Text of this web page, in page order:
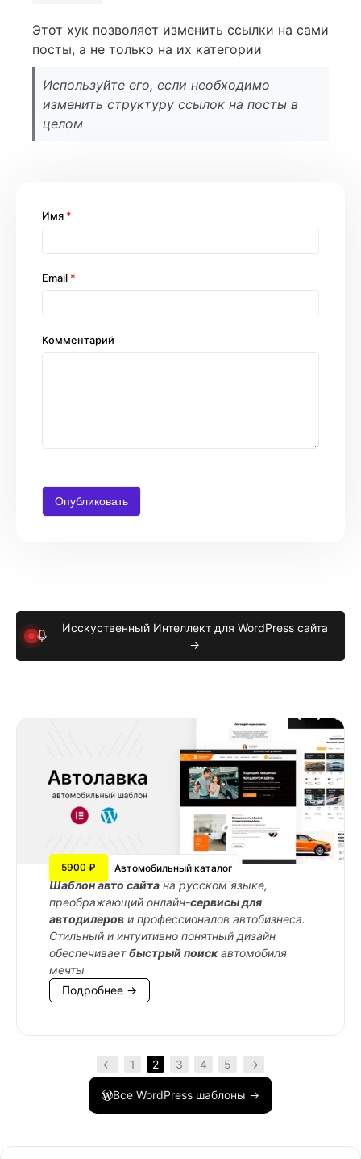
Этот хук позволяет изменить ссылки на сами
посты, а не только на их категории
Используйте его, если необходимо
изменить структуру ссылок на посты в
целом
Комментарий
Имя *
Email *
Исскуственный Интеллект для WordPress сайта
→
5900 ₽ Автомобильный каталог
Шаблон авто сайта на русском языке,
преображающий онлайн-сервисы для
автодилеров и профессионалов автобизнеса.
Стильный и интуитивно понятный дизайн
обеспечиваетбыстрый поискавтомобиля
мечты
Подробнее →
← 1 2 3 4 5 →
Все WordPress шаблоны →